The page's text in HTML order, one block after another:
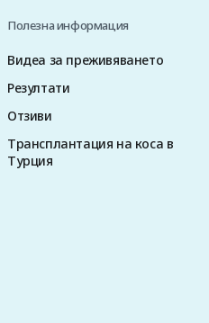
Полезна информация
Видеа за преживяването
Резултати
Отзиви
Трансплантация на коса в
Турция